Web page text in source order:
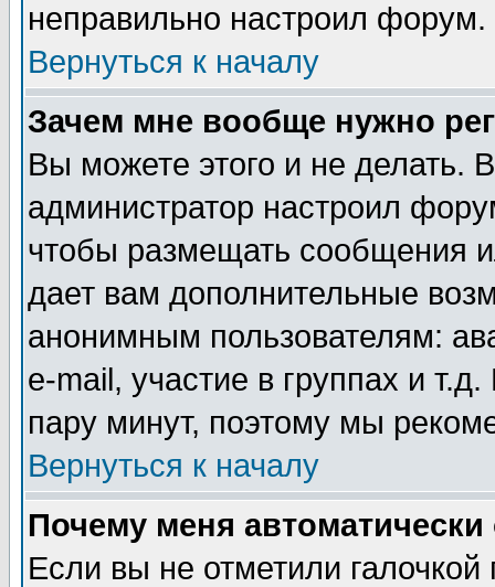
неправильно настроил форум.
Вернуться к началу
Зачем мне вообще нужно
Вы можете этого и не делать.
администратор настроил
чтобы размещать сообщения
дает вам дополнительные
анонимным пользователям:
e-mail, участие в группах и
пару минут, поэтому мы
Вернуться к началу
Почему меня автоматически
Если вы не отметили галочкой